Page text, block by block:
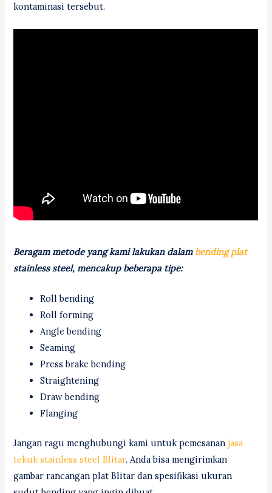
kontaminasi tersebut.
Beragam metode yang kami lakukan dalam bending plat
stainless steel, mencakup beberapa tipe:
Roll bending
Roll forming
Angle bending
Seaming
Press brake bending
Straightening
Draw bending
Flanging
Jangan ragu menghubungi kami untuk pemesananjasa
tekuk stainless steel Blitar. Anda bisa mengirimkan
gambar rancangan plat Blitar dan spesifikasi ukuran